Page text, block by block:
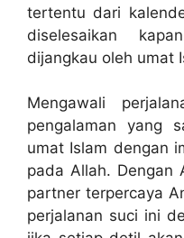
tertentu dari
diselesaikan
dijangkau oleh umat
Mengawali
pengalaman yang
umat Islam dengan
pada Allah. Dengan
partner terpercaya
perjalanan suci ini